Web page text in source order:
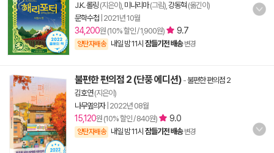
J.K. 롤링 (지은이), 미나리마(그림), 강동혁 (옮긴이)
문학수첩 2021년 10월
34,200원 (10% 할인 / 1,900원) 9.7
양탄자배송 내일 밤 11시 잠들기전 배송 변경
불편한 편의점 2 (단풍 에디션) -불편한 편의점 2
김호연(지은이)
나무옆의자| 2022년 08월
15,120원 (10% 할인 / 840원) 9.0
양탄자배송 내일 밤 11시 잠들기전 배송 변경